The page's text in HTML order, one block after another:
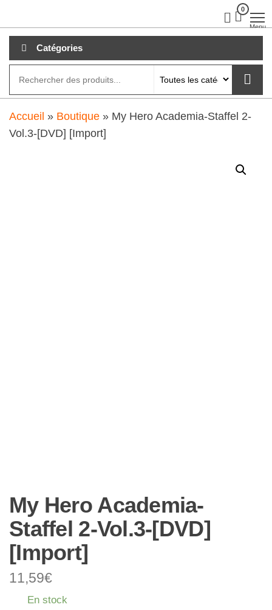
au
contenu
0
Menu
Catégories
Accueil » Boutique » My Hero Academia-Staffel 2-
Vol.3-[DVD] [Import]
My Hero Academia-
Staffel 2-Vol.3-[DVD]
[Import]
11,59€
En stock